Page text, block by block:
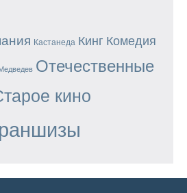
Кастанеда Кинг Комедия
Отечественные
кино